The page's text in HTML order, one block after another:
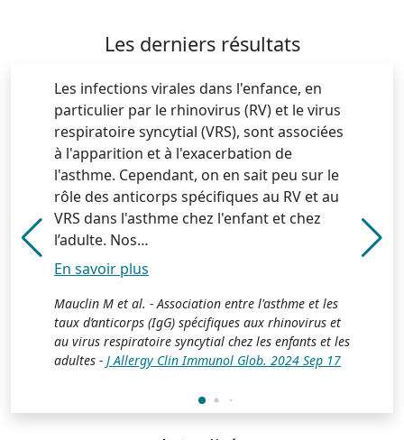
Les derniers résultats
En savoir plus
Occup Environ Med. 2023 Apr
Les infections virales dans l'enfance, en
particulier par le rhinovirus (RV) et le virus
respiratoire syncytial (VRS), sont associées
à l'apparition et à l'exacerbation de
l'asthme. Cependant, on en sait peu sur le
rôle des anticorps spécifiques au RV et au
VRS dans l'asthme chez l'enfant et chez
l’adulte. Nos…
En savoir plus
Mauclin M et al. - Association entre l'asthme et les
taux d’anticorps (IgG) spécifiques aux rhinovirus et
au virus respiratoire syncytial chez les enfants et les
adultes - J Allergy Clin Immunol Glob. 2024 Sep 17
En savoir plus
Occup Environ Med. 2023 Apr
En savoir plus
J Allergy Clin Immunol Glob. 2024 Sep 17